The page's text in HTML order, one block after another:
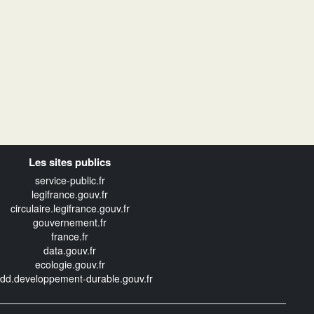
Les sites publics
service-public.fr
legifrance.gouv.fr
circulaire.legifrance.gouv.fr
gouvernement.fr
france.fr
data.gouv.fr
ecologie.gouv.fr
durable.gouv.fr